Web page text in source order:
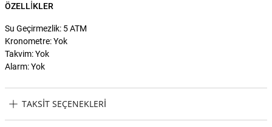
ÖZELLIKLER
Su Geçirmezlik: 5 ATM
Kronometre: Yok
Takvim: Yok
Alarm: Yok
TAKSIT SEÇENEKLERI